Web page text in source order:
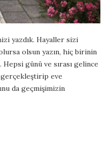
yazdık. Hayaller sizi
olsun yazın, hiç birinin
günü ve sırası gelince
eve
da geçmişimizin